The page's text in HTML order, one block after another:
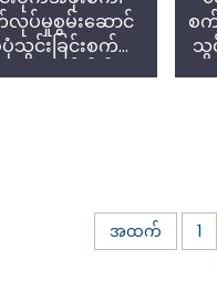
ပ်မှုစွမ်းဆောင်
င်းခြင်းစက်၏
စက်
သွ
အထက် 1